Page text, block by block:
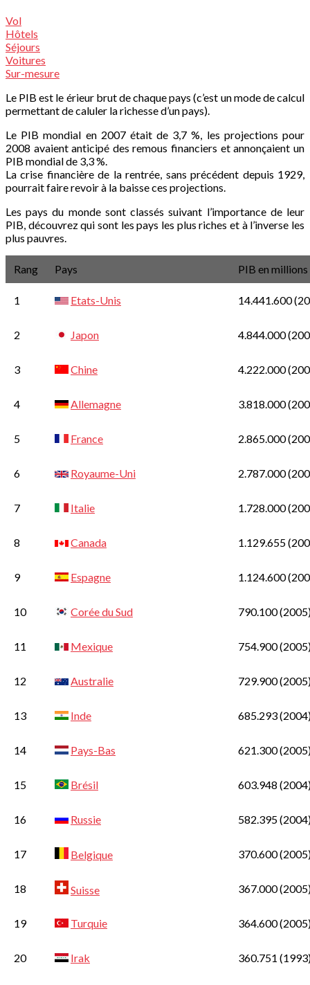
Vol
Hôtels
Séjours
Voitures
Sur-mesure
Le PIB est le érieur brut de chaque pays (c’est un mode de calcul
permettant de caluler la richesse d’un pays).
Le PIB mondial en 2007 était de 3,7 %, les projections pour
2008 avaient anticipé des remous financiers et annonçaient un
PIB mondial de 3,3 %.
La crise financière de la rentrée, sans précédent depuis 1929,
pourrait faire revoir à la baisse ces projections.
Les pays du monde sont classés suivant l’importance de leur
PIB, découvrez qui sont les pays les plus riches et à l’inverse les
plus pauvres.
Rang Pays PIB en
1 Etats-Unis 14.441.600
2 Japon 4.844.000
3 Chine 4.222.000
4 Allemagne 3.818.000
5 France 2.865.000
6 Royaume-Uni 2.787.000
7 Italie 1.728.000
8 Canada 1.129.655
9 Espagne 1.124.600
10 Corée du Sud 790.100
11 Mexique 754.900
12 Australie 729.900
13 Inde 685.293
14 Pays-Bas 621.300
15 Brésil 603.948
16 Russie 582.395
17 Belgique 370.600
18 Suisse 367.000
19 Turquie 364.600
20 Irak 360.751